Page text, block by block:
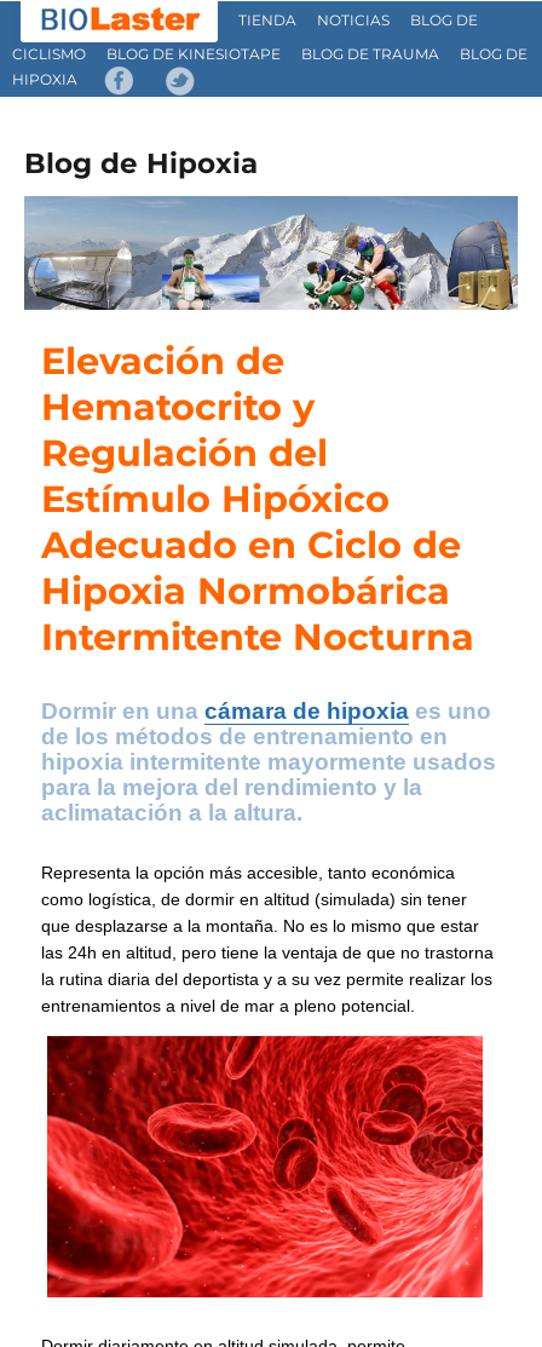
TIENDA NOTICIAS
BLOG DE
CICLISMO
BLOG DE KINESIOTAPE BLOG DE TRAUMA
BLOG DE
HIPOXIA
Blog de Hipoxia
Elevación de
Hematocrito y
Regulación del
Estímulo Hipóxico
Adecuado en Ciclo de
Hipoxia Normobárica
Intermitente Nocturna
Dormir en unacámara de hipoxia es uno
de los métodos de entrenamiento en
hipoxia intermitente mayormente usados
para la mejora del rendimiento y la
aclimatación a la altura.
Representa la opción más accesible, tanto económica
como logística, de dormir en altitud (simulada) sin tener
que desplazarse a la montaña. No es lo mismo que estar
las 24h en altitud, pero tiene la ventaja de que no trastorna
la rutina diaria del deportista y a su vez permite realizar los
entrenamientos a nivel de mar a pleno potencial.